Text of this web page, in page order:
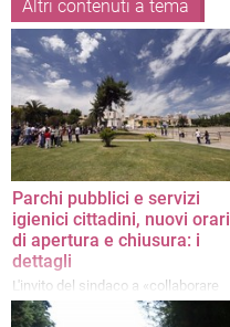
Altri contenuti a tema
Parchi pubblici e servizi
igienici cittadini, nuovi orari
di apertura e chiusura: i
dettagli
L'invito del sindaco a «collaborare
per il mantenimento del decoro e